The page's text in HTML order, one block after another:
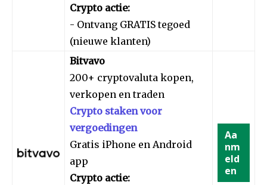
Crypto actie:
- Ontvang GRATIS tegoed
(nieuwe klanten)
Bitvavo
200+ cryptovaluta kopen,
verkopen en traden
Crypto staken voor
vergoedingen
Gratis iPhone en Android
app
Crypto actie:
Aa
nm
eld
en